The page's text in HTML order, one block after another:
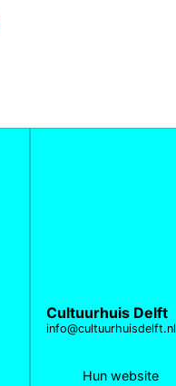
Cultuurhuis Delft
info@cultuurhuisdelft.nl
Hun website